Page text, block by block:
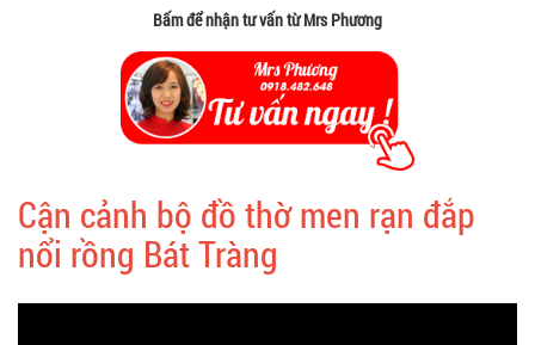
Bấm để nhận tư vấn từ Mrs Phương
Cận cảnh bộ đồ thờ men rạn đắp
nổi rồng Bát Tràng